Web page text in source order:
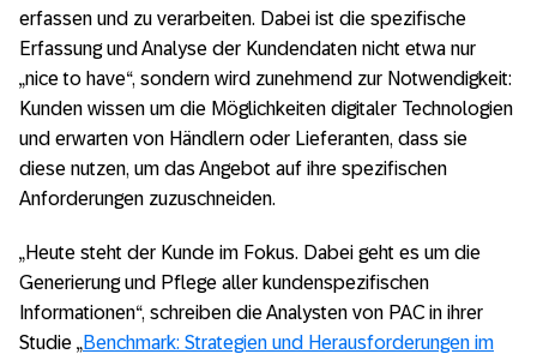
erfassen und zu verarbeiten. Dabei ist die spezifische
Erfassung und Analyse der Kundendaten nicht etwa nur
„nice to have“, sondern wird zunehmend zur Notwendigkeit:
Kunden wissen um die Möglichkeiten digitaler Technologien
und erwarten von Händlern oder Lieferanten, dass sie
diese nutzen, um das Angebot auf ihre spezifischen
Anforderungen zuzuschneiden.
„Heute steht der Kunde im Fokus. Dabei geht es um die
Generierung und Pflege aller kundenspezifischen
Informationen“, schreiben die Analysten von PAC in ihrer
Studie „Benchmark: Strategien und Herausforderungen im